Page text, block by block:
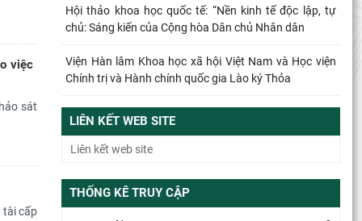
việc
sát
tài cấp
Hội thảo khoa học quốc tế: “Nền kinh tế độc lập, tự
chủ: Sáng kiến của Cộng hòa Dân chủ Nhân dân
Viện Hàn lâm Khoa học xã hội Việt Nam và Học viện
Chính trị và Hành chính quốc gia Lào ký Thỏa
Đổi mới công tác kiểm tra, giám sát tại Chi bộ Viện
Nhà nước và Pháp luật: Gắn siết chặt kỷ cương
nguyên tắc phân phối trong nền kinh tế thị trường
LIÊN KẾT WEB SITE
THỐNG KÊ TRUY CẬP